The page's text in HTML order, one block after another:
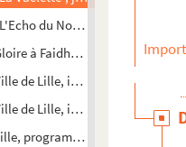
du Nord", programme
à Faidherbe, Lille grande
de Lille, inauguration du
de Lille, inauguration du
programme, journal